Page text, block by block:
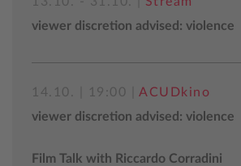
viewer discretion advised: violence
14.10. | 19:00 |
ACUDkino
viewer discretion advised: violence
Film Talk with Riccardo Corradini